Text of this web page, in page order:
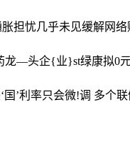
担忧几乎未见缓解网
龙—头企{业}st绿康拟0
国’利率只会微!调 多个